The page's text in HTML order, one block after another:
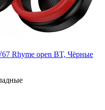
Rhyme open BT, Чёрные